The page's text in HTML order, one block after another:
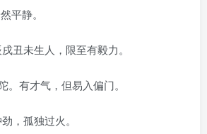
平静。
丑未生人，限至有毅力。
。有才气，但易入偏门。
，孤独过火。